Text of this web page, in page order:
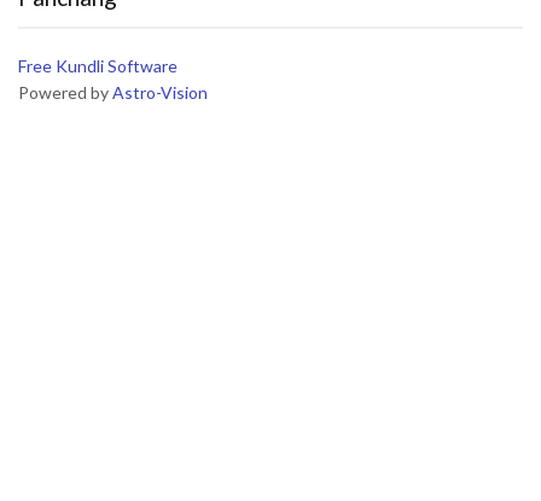
Free Kundli Software
Powered byAstro-Vision